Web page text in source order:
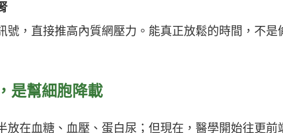
號，直接推高內質網壓力。能真正放鬆的時間，不是
是幫細胞降載
放在血糖、血壓、蛋白尿；但現在，醫學開始往更前